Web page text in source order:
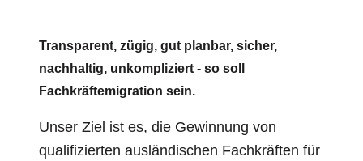
Transparent, zügig, gut planbar, sicher,
nachhaltig, unkompliziert - so soll
Fachkräftemigration sein.
Unser Ziel ist es, die Gewinnung von
qualifizierten ausländischen Fachkräften für